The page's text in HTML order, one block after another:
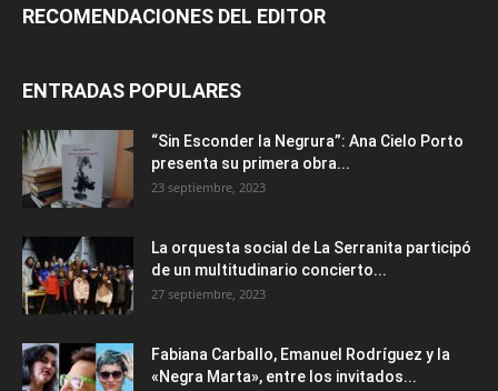
RECOMENDACIONES DEL EDITOR
ENTRADAS POPULARES
“Sin Esconder la Negrura”: Ana Cielo Porto
presenta su primera obra...
23 septiembre, 2023
La orquesta social de La Serranita participó
de un multitudinario concierto...
27 septiembre, 2023
Fabiana Carballo, Emanuel Rodríguez y la
«Negra Marta», entre los invitados...